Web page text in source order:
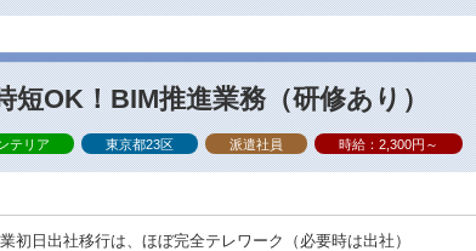
短OK！BIM推進業務（研修あり）
テリア 東京都23区 派遣社員 時給：2,300円～
初日出社移行は、ほぼ完全テレワーク（必要時は出社）